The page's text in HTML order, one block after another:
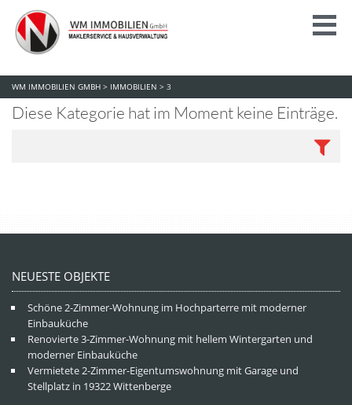
WM IMMOBILIEN GMBH > IMMOBILIEN > 3
Diese Kategorie hat im Moment keine Einträge.
NEUESTE OBJEKTE
Schöne 2-Zimmer-Wohnung im Hochparterre mit moderner
Einbauküche
Renovierte 3-Zimmer-Wohnung mit hellem Wintergarten und
moderner Einbauküche
Vermietete 2-Zimmer-Eigentumswohnung mit Garage und
Stellplatz in 19322 Wittenberge